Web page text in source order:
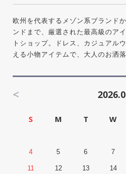
欧州を代表するメゾン系ブランド
ンドまで、厳選された最高級のア
トショップ。ドレス、カジュアル
える小物アイテムで、大人のお洒落
<
S M T W
4 5 6 7
11 12 13 14